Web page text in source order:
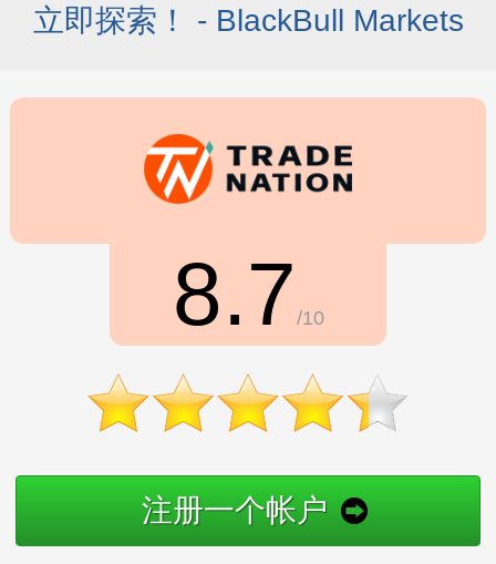
立即探索！ - BlackBull Markets
8.7 /10
注册一个帐户